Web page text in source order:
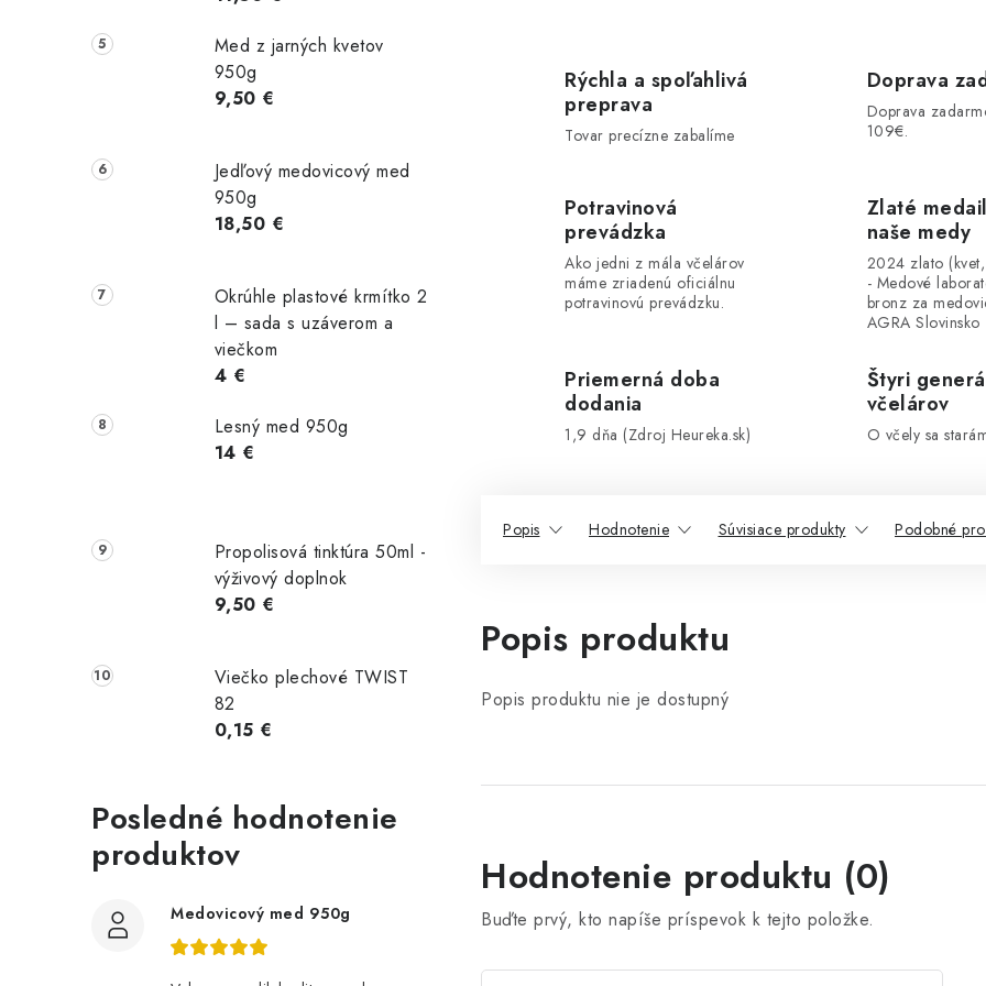
Med z jarných kvetov
950g
9,50 €
Jedľový medovicový med
950g
18,50 €
Okrúhle plastové krmítko 2
l – sada s uzáverom a
viečkom
4 €
Lesný med 950g
14 €
Propolisová tinktúra 50ml -
výživový doplnok
9,50 €
Viečko plechové TWIST
82
0,15 €
Posledné hodnotenie
produktov
Medovicový med 950g
Rýchla a spoľahlivá
preprava
Tovar precízne zabalíme
Doprava
Doprava
109€.
Potravinová
prevádzka
Ako jedni z mála včelárov
máme zriadenú oficiálnu
potravinovú prevádzku.
Zlaté
naše medy
2024 zlato
- Medové
bronz za
AGRA Slovinsko
Priemerná doba
dodania
1,9 dňa (Zdroj Heureka.sk)
Štyri
včelárov
O včely sa
Popis Hodnotenie Súvisiace produkty Podobné
Popis produktu
Popis produktu nie je dostupný
Hodnotenie produktu (0)
Buďte prvý, kto napíše príspevok k tejto položke.